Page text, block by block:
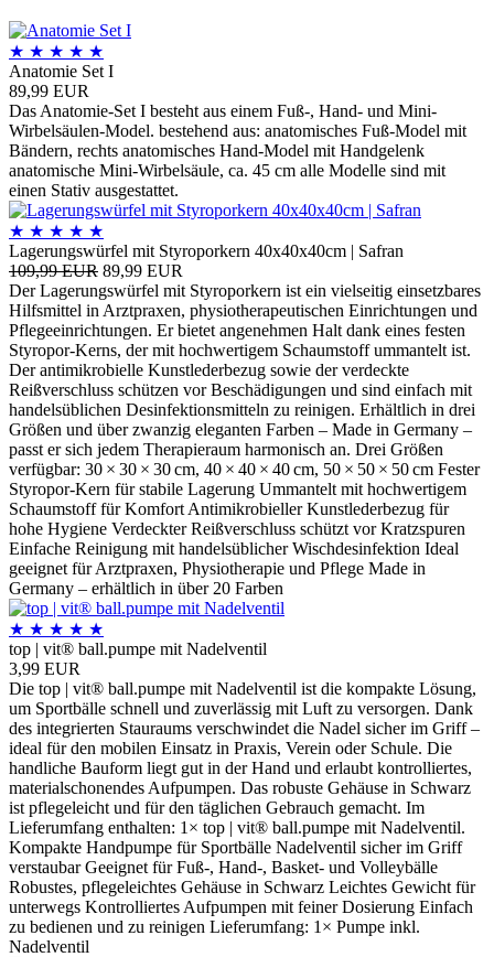
★ ★ ★ ★ ★
Anatomie Set I
89,99 EUR
Das Anatomie-Set I besteht aus einem Fuß-, Hand- und Mini-
Wirbelsäulen-Model. bestehend aus: anatomisches Fuß-Model mit
Bändern, rechts anatomisches Hand-Model mit Handgelenk
anatomische Mini-Wirbelsäule, ca. 45 cm alle Modelle sind mit
einen Stativ ausgestattet.
★ ★ ★ ★ ★
Lagerungswürfel mit Styroporkern 40x40x40cm | Safran
109,99 EUR 89,99 EUR
Der Lagerungswürfel mit Styroporkern ist ein vielseitig einsetzbares
Hilfsmittel in Arztpraxen, physiotherapeutischen Einrichtungen und
Pflegeeinrichtungen. Er bietet angenehmen Halt dank eines festen
Styropor-Kerns, der mit hochwertigem Schaumstoff ummantelt ist.
Der antimikrobielle Kunstlederbezug sowie der verdeckte
Reißverschluss schützen vor Beschädigungen und sind einfach mit
handelsüblichen Desinfektionsmitteln zu reinigen. Erhältlich in drei
Größen und über zwanzig eleganten Farben – Made in Germany –
passt er sich jedem Therapieraum harmonisch an. Drei Größen
verfügbar: 30 × 30 × 30 cm, 40 × 40 × 40 cm, 50 × 50 × 50 cm Fester
Styropor-Kern für stabile Lagerung Ummantelt mit hochwertigem
Schaumstoff für Komfort Antimikrobieller Kunstlederbezug für
hohe Hygiene Verdeckter Reißverschluss schützt vor Kratzspuren
Einfache Reinigung mit handelsüblicher Wischdesinfektion Ideal
geeignet für Arztpraxen, Physiotherapie und Pflege Made in
Germany – erhältlich in über 20 Farben
★ ★ ★ ★ ★
top | vit® ball.pumpe mit Nadelventil
3,99 EUR
Die top | vit® ball.pumpe mit Nadelventil ist die kompakte Lösung,
um Sportbälle schnell und zuverlässig mit Luft zu versorgen. Dank
des integrierten Stauraums verschwindet die Nadel sicher im Griff –
ideal für den mobilen Einsatz in Praxis, Verein oder Schule. Die
handliche Bauform liegt gut in der Hand und erlaubt kontrolliertes,
materialscho­nendes Aufpumpen. Das robuste Gehäuse in Schwarz
ist pflegeleicht und für den täglichen Gebrauch gemacht. Im
Lieferumfang enthalten: 1× top | vit® ball.pumpe mit Nadelventil.
Kompakte Handpumpe für Sportbälle Nadelventil sicher im Griff
verstaubar Geeignet für Fuß-, Hand-, Basket- und Volleybälle
Robustes, pflegeleichtes Gehäuse in Schwarz Leichtes Gewicht für
unterwegs Kontrolliertes Aufpumpen mit feiner Dosierung Einfach
zu bedienen und zu reinigen Lieferumfang: 1× Pumpe inkl.
Nadelventil